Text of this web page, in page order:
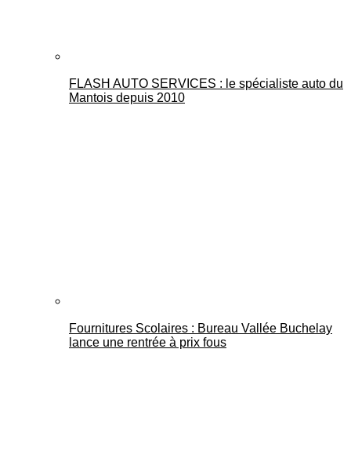
FLASH AUTO SERVICES : le spécialiste auto du
Mantois depuis 2010
Fournitures Scolaires : Bureau Vallée Buchelay
lance une rentrée à prix fous